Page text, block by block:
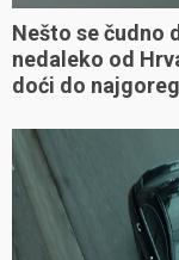
Nešto se čudno
nedaleko od
doći do najgoreg